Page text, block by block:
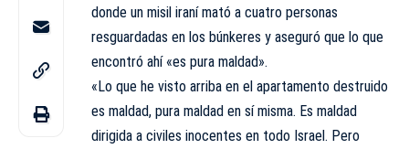
donde un misil iraní mató a cuatro personas
resguardadas en los búnkeres y aseguró que lo que
encontró ahí «es pura maldad».
«Lo que he visto arriba en el apartamento destruido
es maldad, pura maldad en sí misma. Es maldad
dirigida a civiles inocentes en todo Israel. Pero